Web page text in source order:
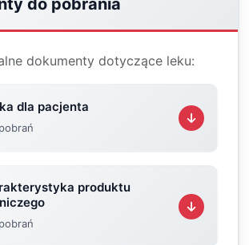
do pobrania
dokumenty dotyczące leku:
dla pacjenta
produktu